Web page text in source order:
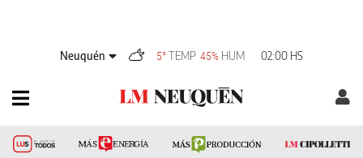
Neuquén 5°TEMP 45% HUM 02:00 HS